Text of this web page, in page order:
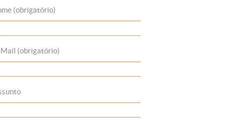
(obrigatório)
Mail (obrigatório)